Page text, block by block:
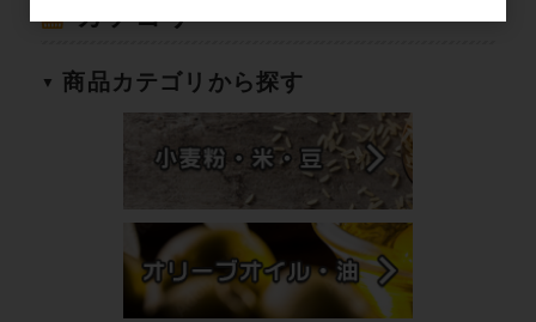
カテゴリー
商品カテゴリから探す